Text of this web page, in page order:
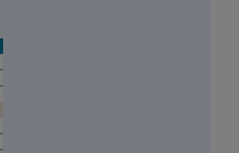
Ordinateur portable